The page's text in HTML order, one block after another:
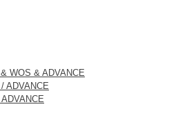
WOS & ADVANCE
ADVANCE